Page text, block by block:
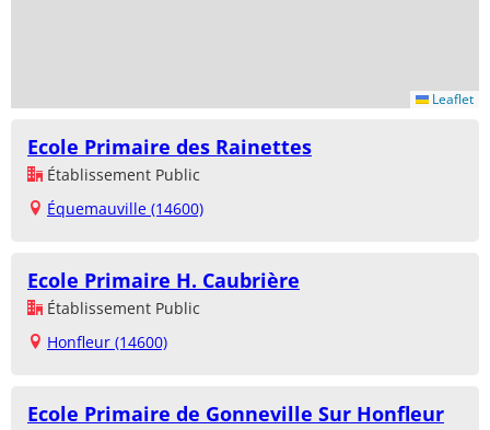
Leaflet
Ecole Primaire des Rainettes
Établissement Public
Équemauville (14600)
Ecole Primaire H. Caubrière
Établissement Public
Honfleur (14600)
Ecole Primaire de Gonneville Sur Honfleur